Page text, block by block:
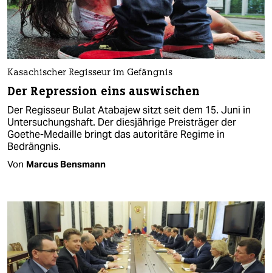
Kasachischer Regisseur im Gefängnis
Der Repression eins auswischen
Der Regisseur Bulat Atabajew sitzt seit dem 15. Juni in
Untersuchungshaft. Der diesjährige Preisträger der
Goethe-Medaille bringt das autoritäre Regime in
Bedrängnis.
Von Marcus Bensmann